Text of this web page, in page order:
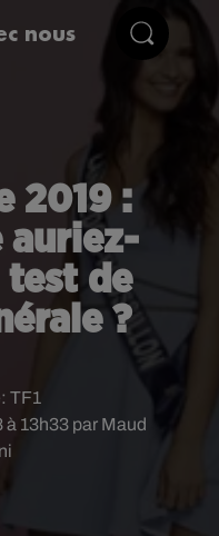
nous
2019 :
auriez-
test de
?
13h33 par Maud
TF1